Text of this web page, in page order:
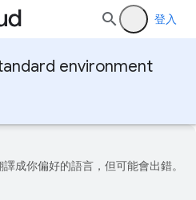
登入
environment
成你偏好的語言，但可能會出錯。